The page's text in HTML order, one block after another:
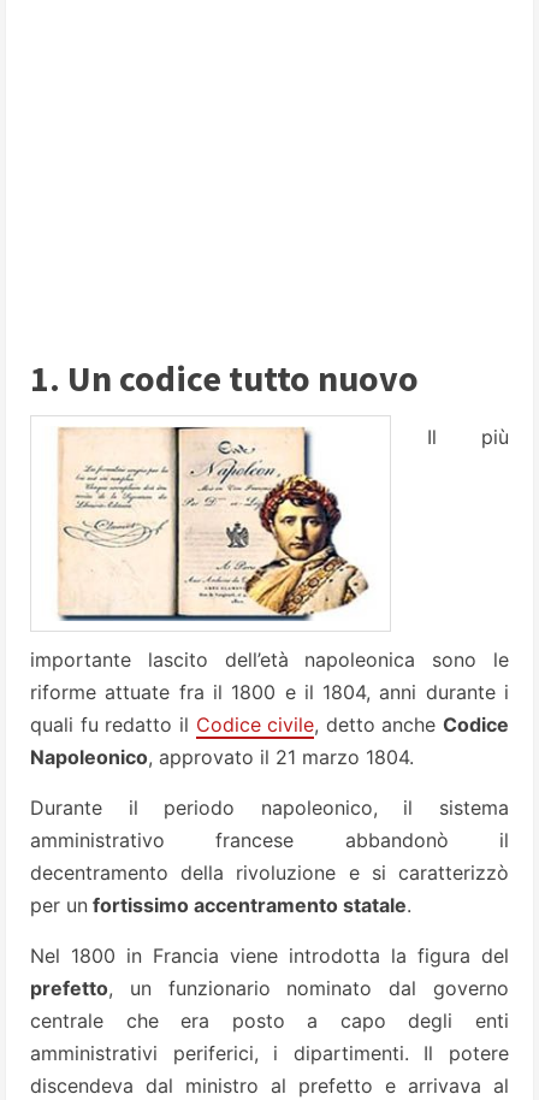
1. Un codice tutto nuovo
Il più
importante lascito dell’età napoleonica sono le
riforme attuate fra il 1800 e il 1804, anni durante i
quali fu redatto il Codice civile, detto anche Codice
Napoleonico, approvato il 21 marzo 1804.
Durante il periodo napoleonico, il sistema
amministrativo francese abbandonò il
decentramento della rivoluzione e si caratterizzò
per un fortissimo accentramento statale.
Nel 1800 in Francia viene introdotta la figura del
prefetto, un funzionario nominato dal governo
centrale che era posto a capo degli enti
amministrativi periferici, i dipartimenti. Il potere
discendeva dal ministro al prefetto e arrivava al